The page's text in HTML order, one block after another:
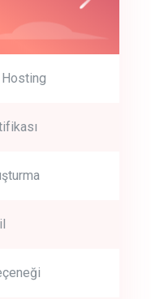
no credit card